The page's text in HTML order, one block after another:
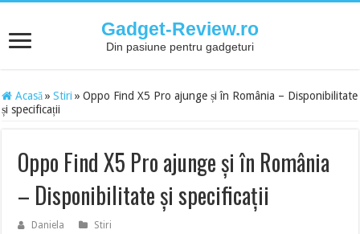
Gadget-Review.ro
Din pasiune pentru gadgeturi
Acasă » Stiri » Oppo Find X5 Pro ajunge și în România – Disponibilitate
și specificații
Oppo Find X5 Pro ajunge și în România
– Disponibilitate și specificații
Daniela Stiri